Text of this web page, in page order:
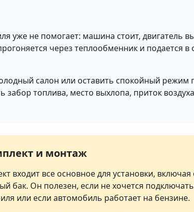
уже не помогает: машина стоит, двигатель
через теплообменник и подается в
салон или оставить спокойный режим
топлива, место выхлопа, приток
и монтаж
входит все основное для установки,
бак. Он полезен, если не хочется
или если автомобиль работает на бензине.